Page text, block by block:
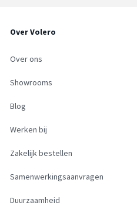
Over Volero
Over ons
Showrooms
Blog
Werken bij
Zakelijk bestellen
Samenwerkingsaanvragen
Duurzaamheid